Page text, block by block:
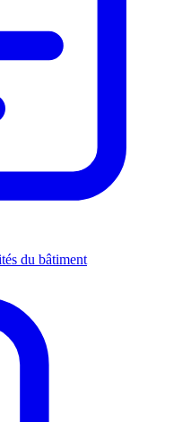
du bâtiment